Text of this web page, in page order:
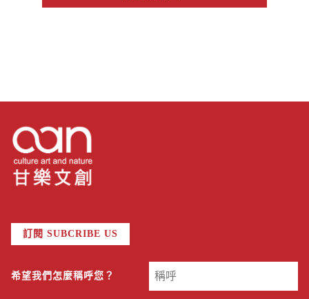
訂閱 SUBCRIBE US
希望我們怎麼稱呼您？